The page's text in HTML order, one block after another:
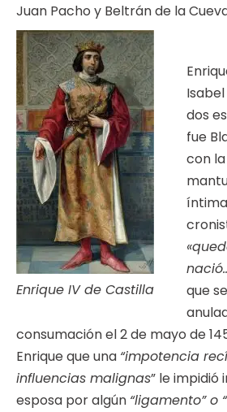
Juan Pacho y Beltrán de la
Enrique IV de Castilla
dos
fue
con
que
consumación el 2 de mayo de
Enrique que una “impotencia
influencias malignas” le impidió
esposa por algún “ligamento” o